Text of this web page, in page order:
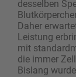
desselben
Daher
Leistung
mit
die immer
Bislang